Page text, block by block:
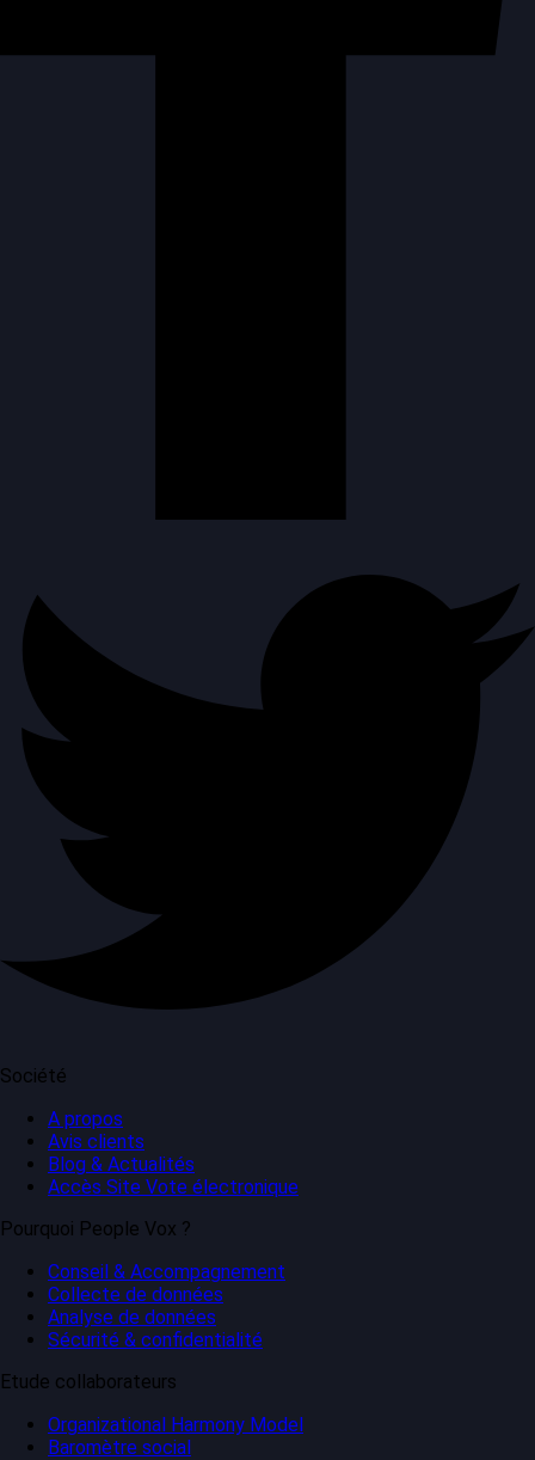
Société
A propos
Avis clients
Blog & Actualités
Accès Site Vote électronique
Pourquoi People Vox ?
Conseil & Accompagnement
Collecte de données
Analyse de données
Sécurité & confidentialité
Etude collaborateurs
Organizational Harmony Model
Baromètre social